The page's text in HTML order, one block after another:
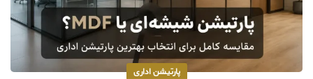
پارتیشن اداری